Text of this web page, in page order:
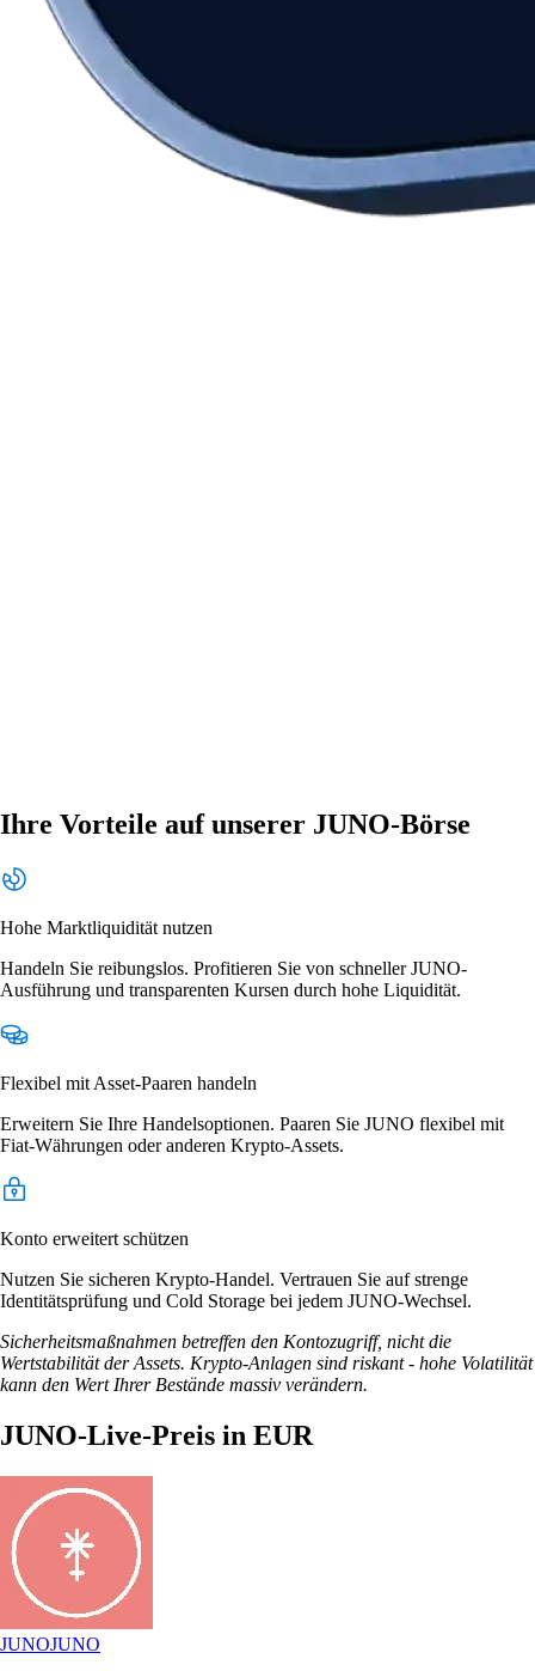
Ihre Vorteile auf unserer JUNO-Börse
Hohe Marktliquidität nutzen
Handeln Sie reibungslos. Profitieren Sie von schneller JUNO-
Ausführung und transparenten Kursen durch hohe Liquidität.
Flexibel mit Asset-Paaren handeln
Erweitern Sie Ihre Handelsoptionen. Paaren Sie JUNO flexibel mit
Fiat-Währungen oder anderen Krypto-Assets.
Konto erweitert schützen
Nutzen Sie sicheren Krypto-Handel. Vertrauen Sie auf strenge
Identitätsprüfung und Cold Storage bei jedem JUNO-Wechsel.
Sicherheitsmaßnahmen betreffen den Kontozugriff, nicht die
Wertstabilität der Assets. Krypto-Anlagen sind riskant - hohe Volatilität
kann den Wert Ihrer Bestände massiv verändern.
JUNO-Live-Preis in EUR
JUNOJUNO